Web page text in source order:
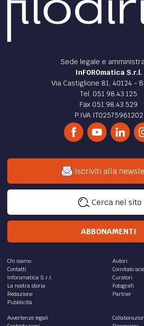
Sede legale e
InFOROmatica S.r.l.
Via Castiglione 81, 40124 -
Tel. 051.98.43.125
Fax 051.98.43.529
P.IVA IT02575961202
Iscriviti alla
Cerca nel sito
ABBONAMENTI
Chi siamo
Contatti
Inforomatica S.r.l.
La nostra storia
Redazione
Pubblicità
Autori
Comitato
Curatori
Fotografi
Partner
Avvertenze legali